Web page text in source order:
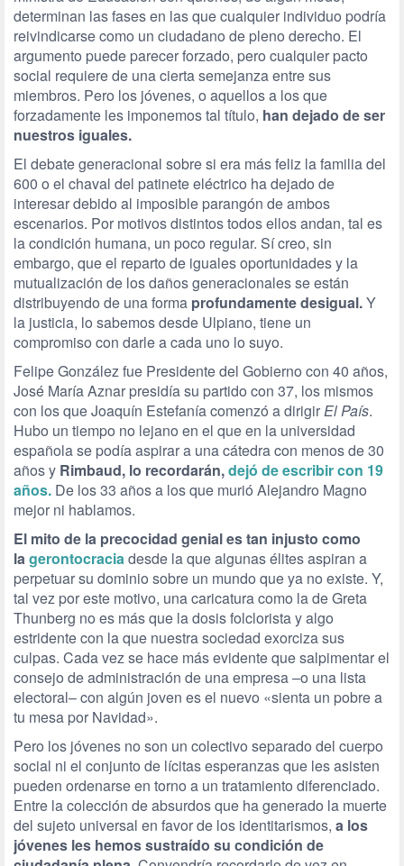
determinan las fases en las que cualquier individuo podría
reivindicarse como un ciudadano de pleno derecho. El
argumento puede parecer forzado, pero cualquier pacto
social requiere de una cierta semejanza entre sus
miembros. Pero los jóvenes, o aquellos a los que
forzadamente les imponemos tal título, han dejado de ser
nuestros iguales.
El debate generacional sobre si era más feliz la familia del
600 o el chaval del patinete eléctrico ha dejado de
interesar debido al imposible parangón de ambos
escenarios. Por motivos distintos todos ellos andan, tal es
la condición humana, un poco regular. Sí creo, sin
embargo, que el reparto de iguales oportunidades y la
mutualización de los daños generacionales se están
distribuyendo de una forma profundamente desigual.Y
la justicia, lo sabemos desde Ulpiano, tiene un
compromiso con darle a cada uno lo suyo.
Felipe González fue Presidente del Gobierno con 40 años,
José María Aznar presidía su partido con 37, los mismos
con los que Joaquín Estefanía comenzó a dirigirEl País.
Hubo un tiempo no lejano en el que en la universidad
española se podía aspirar a una cátedra con menos de 30
años y Rimbaud, lo recordarán,dejó de escribir con 19
años. De los 33 años a los que murió Alejandro Magno
mejor ni hablamos.
El mito de la precocidad genial es tan injusto como
lagerontocraciadesde la que algunas élites aspiran a
perpetuar su dominio sobre un mundo que ya no existe. Y,
tal vez por este motivo, una caricatura como la de Greta
Thunberg no es más que la dosis folclorista y algo
estridente con la que nuestra sociedad exorciza sus
culpas. Cada vez se hace más evidente que salpimentar el
consejo de administración de una empresa –o una lista
electoral– con algún joven es el nuevo «sienta un pobre a
tu mesa por Navidad».
Pero los jóvenes no son un colectivo separado del cuerpo
social ni el conjunto de lícitas esperanzas que les asisten
pueden ordenarse en torno a un tratamiento diferenciado.
Entre la colección de absurdos que ha generado la muerte
del sujeto universal en favor de los identitarismos, a los
jóvenes les hemos sustraído su condición de